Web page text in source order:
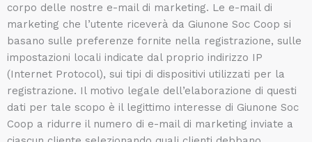
corpo delle nostre e-mail di marketing. Le e-mail di
marketing che l’utente riceverà da Giunone Soc Coop si
basano sulle preferenze fornite nella registrazione, sulle
impostazioni locali indicate dal proprio indirizzo IP
(Internet Protocol), sui tipi di dispositivi utilizzati per la
registrazione. Il motivo legale dell’elaborazione di questi
dati per tale scopo è il legittimo interesse di Giunone Soc
Coop a ridurre il numero di e-mail di marketing inviate a